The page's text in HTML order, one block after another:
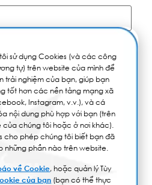
nhất / The child’s 3 least
trẻ thích nhất / The child’s
/ kinds of toys *
sử dụng Cookies (và các công
tự) trên website của mình để
trải nghiệm của bạn, giúp bạn
tốt hơn các nền tảng mạng xã
Instagram, v.v.), và cá
nội dung phù hợp với bạn (trên
của chúng tôi hoặc ở nơi khác).
cho phép chúng tôi biết bạn đã
những phần nào trên website.
về Cookie, hoặc quản lý Tùy
của bạn (bạn có thể thực